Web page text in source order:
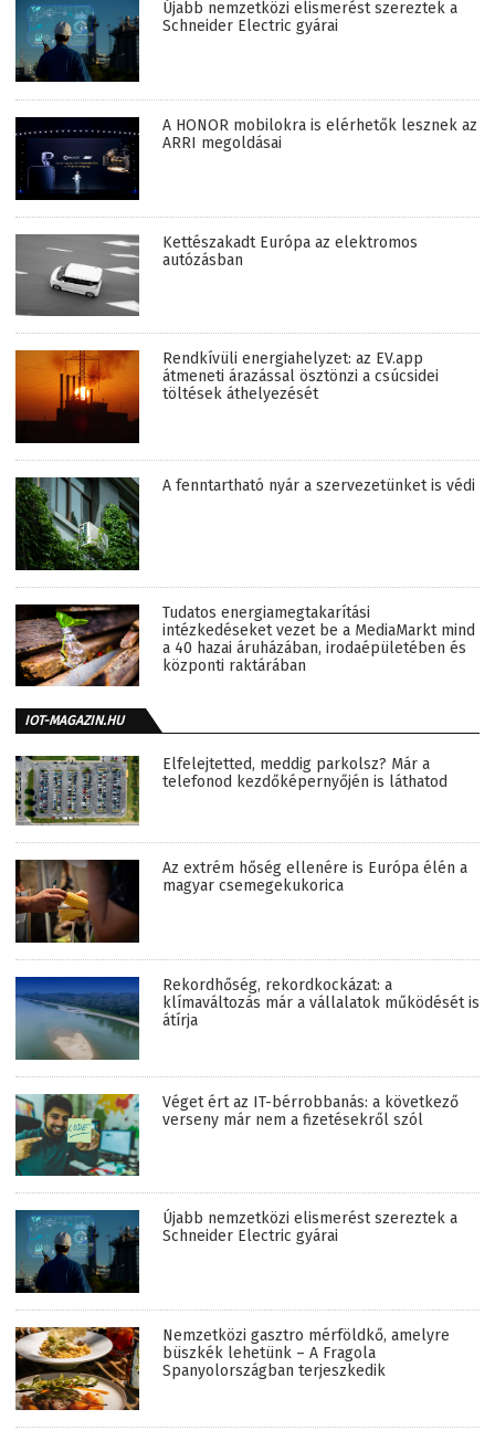
Újabb nemzetközi elismerést szereztek a
Schneider Electric gyárai
A HONOR mobilokra is elérhetők lesznek az
ARRI megoldásai
Kettészakadt Európa az elektromos
autózásban
Rendkívüli energiahelyzet: az EV.app
átmeneti árazással ösztönzi a csúcsidei
töltések áthelyezését
A fenntartható nyár a szervezetünket is védi
Tudatos energiamegtakarítási
intézkedéseket vezet be a MediaMarkt mind
a 40 hazai áruházában, irodaépületében és
központi raktárában
IOT-MAGAZIN.HU
Elfelejtetted, meddig parkolsz? Már a
telefonod kezdőképernyőjén is láthatod
Az extrém hőség ellenére is Európa élén a
magyar csemegekukorica
Rekordhőség, rekordkockázat: a
klímaváltozás már a vállalatok működését is
átírja
Véget ért az IT-bérrobbanás: a következő
verseny már nem a fizetésekről szól
Újabb nemzetközi elismerést szereztek a
Schneider Electric gyárai
Nemzetközi gasztro mérföldkő, amelyre
büszkék lehetünk – A Fragola
Spanyolországban terjeszkedik